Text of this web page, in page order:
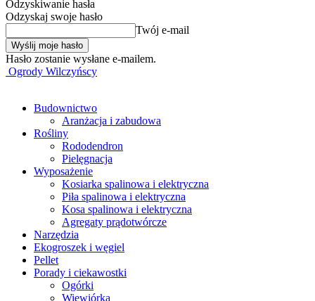
Odzyskiwanie hasła
Odzyskaj swoje hasło
Twój e-mail
Hasło zostanie wysłane e-mailem.
Ogrody Wilczyńscy
Budownictwo
Aranżacja i zabudowa
Rośliny
Rododendron
Pielęgnacja
Wyposażenie
Kosiarka spalinowa i elektryczna
Piła spalinowa i elektryczna
Kosa spalinowa i elektryczna
Agregaty prądotwórcze
Narzędzia
Ekogroszek i węgiel
Pellet
Porady i ciekawostki
Ogórki
Wiewiórka